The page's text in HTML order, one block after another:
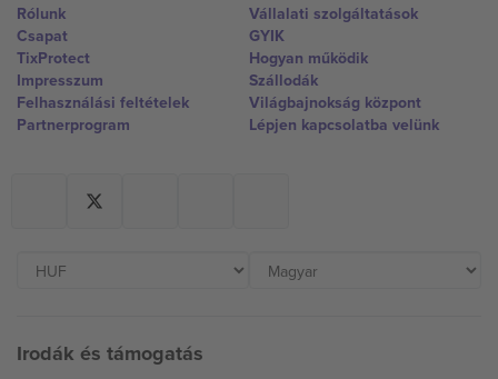
Rólunk
Csapat
TixProtect
Impresszum
Felhasználási feltételek
Partnerprogram
Vállalati szolgáltatások
GYIK
Hogyan működik
Szállodák
Világbajnokság központ
Lépjen kapcsolatba velünk
Irodák és támogatás